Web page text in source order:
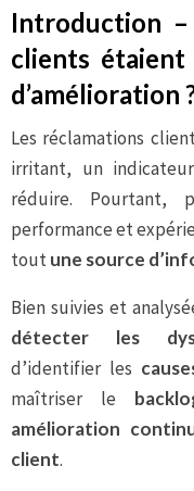
Introduction
clients
d’amélioration
Les réclamations
irritant, un
réduire. Pourtant,
performance et
toutune source
Bien suivies et
détecter les
d’identifier les
maîtriser le
amélioration
client.